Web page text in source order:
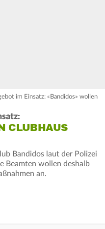
im Einsatz: «Bandidos» wollen
CLUBHAUS
Bandidos laut der Polizei
Beamten wollen deshalb
an.